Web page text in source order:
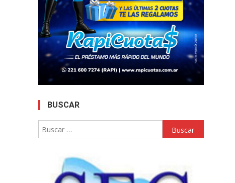
BUSCAR
Buscar: